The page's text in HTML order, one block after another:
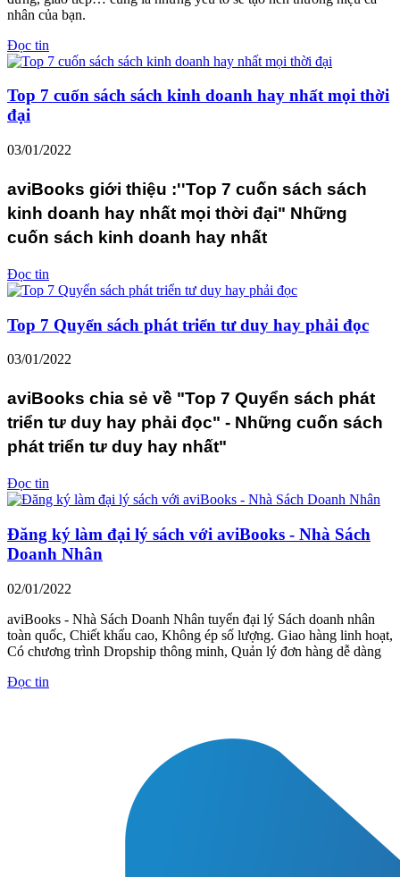
nhân của bạn.
Đọc tin
Top 7 cuốn sách sách kinh doanh hay nhất mọi thời
đại
03/01/2022
aviBooks giới thiệu :''Top 7 cuốn sách sách
kinh doanh hay nhất mọi thời đại" Những
cuốn sách kinh doanh hay nhất
Đọc tin
Top 7 Quyển sách phát triển tư duy hay phải đọc
03/01/2022
aviBooks chia sẻ về "Top 7 Quyển sách phát
triển tư duy hay phải đọc" - Những cuốn sách
phát triển tư duy hay nhất"
Đọc tin
Đăng ký làm đại lý sách với aviBooks - Nhà Sách
Doanh Nhân
02/01/2022
aviBooks - Nhà Sách Doanh Nhân tuyển đại lý Sách doanh nhân
toàn quốc, Chiết khấu cao, Không ép số lượng. Giao hàng linh hoạt,
Có chương trình Dropship thông minh, Quản lý đơn hàng dễ dàng
Đọc tin